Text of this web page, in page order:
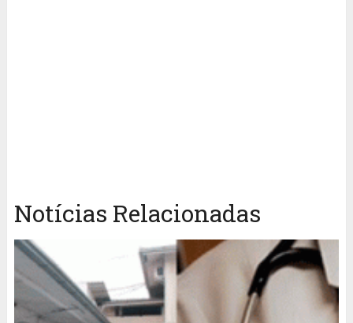
Notícias Relacionadas